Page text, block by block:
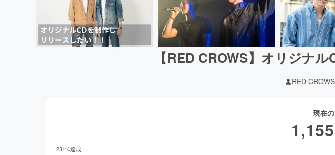
【RED CROWS】オリジナ
RED CROWS
現在
231%達成